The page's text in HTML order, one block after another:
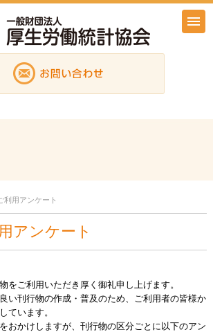
利用アンケート
アンケート
をご利用いただき厚く御礼申し上げます。
い刊行物の作成・普及のため、ご利用者の皆様か
ています。
おかけしますが、刊行物の区分ごとに以下のアン